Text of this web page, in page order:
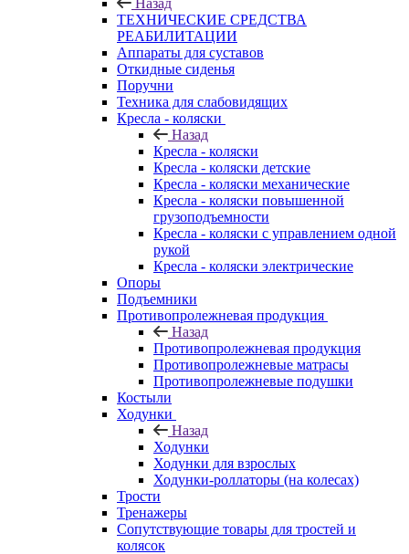
ТЕХНИЧЕСКИЕ СРЕДСТВА
РЕАБИЛИТАЦИИ
Аппараты для суставов
Откидные сиденья
Поручни
Техника для слабовидящих
Кресла - коляски
Назад
Кресла - коляски
Кресла - коляски детские
Кресла - коляски механические
Кресла - коляски повышенной
грузоподъемности
Кресла - коляски с управлением одной
рукой
Кресла - коляски электрические
Опоры
Подъемники
Противопролежневая продукция
Назад
Противопролежневая продукция
Противопролежневые матрасы
Противопролежневые подушки
Костыли
Ходунки
Назад
Ходунки
Ходунки для взрослых
Ходунки-роллаторы (на колесах)
Трости
Тренажеры
Сопутствующие товары для тростей и
колясок